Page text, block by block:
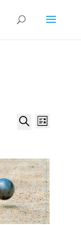
de
vues
de
Liste